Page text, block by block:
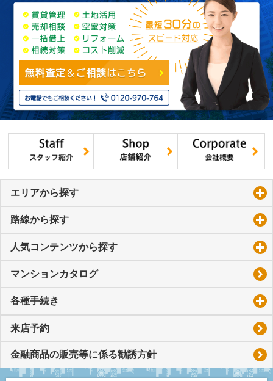
エリアから探す
路線から探す
人気コンテンツから探す
マンションカタログ
各種手続き
来店予約
金融商品の販売等に係る勧誘方針